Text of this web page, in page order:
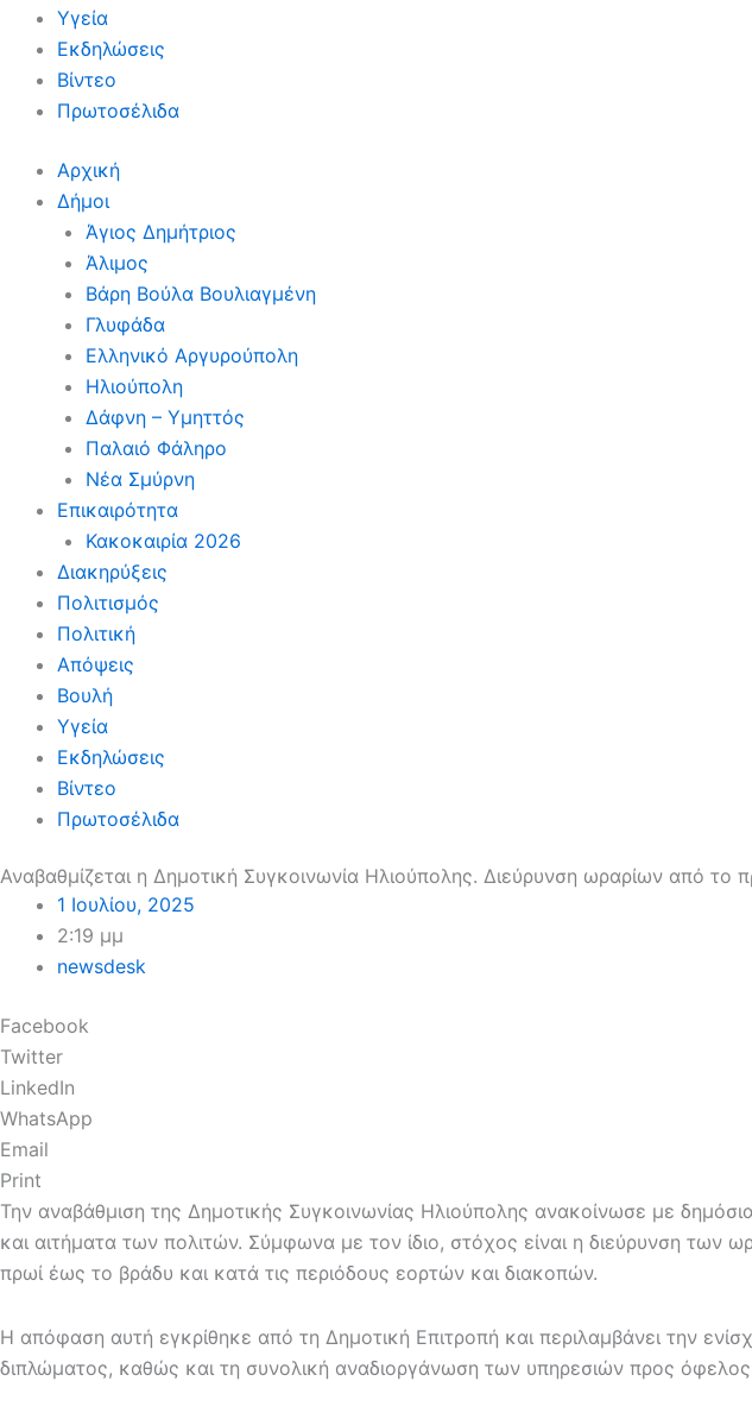
Υγεία
Εκδηλώσεις
Βίντεο
Πρωτοσέλιδα
Αρχική
Δήμοι
Άγιος Δημήτριος
Άλιμος
Βάρη Βούλα Βουλιαγμένη
Γλυφάδα
Ελληνικό Αργυρούπολη
Ηλιούπολη
Δάφνη – Υμηττός
Παλαιό Φάληρο
Νέα Σμύρνη
Επικαιρότητα
Κακοκαιρία 2026
Διακηρύξεις
Πολιτισμός
Πολιτική
Απόψεις
Βουλή
Υγεία
Εκδηλώσεις
Βίντεο
Πρωτοσέλιδα
Αναβαθμίζεται η Δημοτική Συγκοινωνία Ηλιούπολης. Διεύρυνση ωραρίων από
1 Ιουλίου, 2025
2:19 μμ
newsdesk
Facebook
Twitter
LinkedIn
WhatsApp
Email
Print
Την αναβάθμιση της Δημοτικής Συγκοινωνίας Ηλιούπολης ανακοίνωσε με
και αιτήματα των πολιτών. Σύμφωνα με τον ίδιο, στόχος είναι η διεύρυνση των
πρωί έως το βράδυ και κατά τις περιόδους εορτών και διακοπών.
Η απόφαση αυτή εγκρίθηκε από τη Δημοτική Επιτροπή και περιλαμβάνει την
διπλώματος, καθώς και τη συνολική αναδιοργάνωση των υπηρεσιών προς όφελος